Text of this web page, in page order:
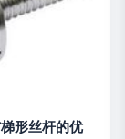
形丝杆的优